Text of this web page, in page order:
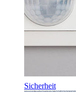
Sicherheit